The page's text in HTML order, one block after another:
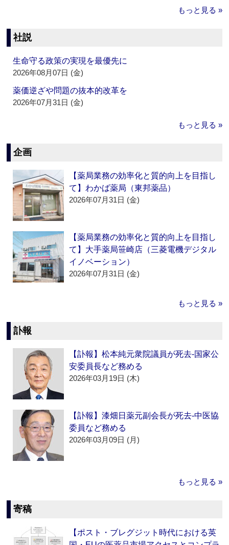
もっと見る »
社説
生命守る政策の実現を最優先に
2026年08月07日 (金)
薬価逆ざや問題の抜本的改革を
2026年07月31日 (金)
もっと見る »
企画
【薬局業務の効率化と質的向上を目指し
て】わかば薬局（東邦薬品）
2026年07月31日 (金)
【薬局業務の効率化と質的向上を目指し
て】大手薬局笹崎店（三菱電機デジタル
イノベーション）
2026年07月31日 (金)
もっと見る »
訃報
【訃報】松本純元衆院議員が死去‐国家公
安委員長など務める
2026年03月19日 (木)
【訃報】漆畑日薬元副会長が死去‐中医協
委員など務める
2026年03月09日 (月)
もっと見る »
寄稿
【ポスト・ブレグジット時代における英